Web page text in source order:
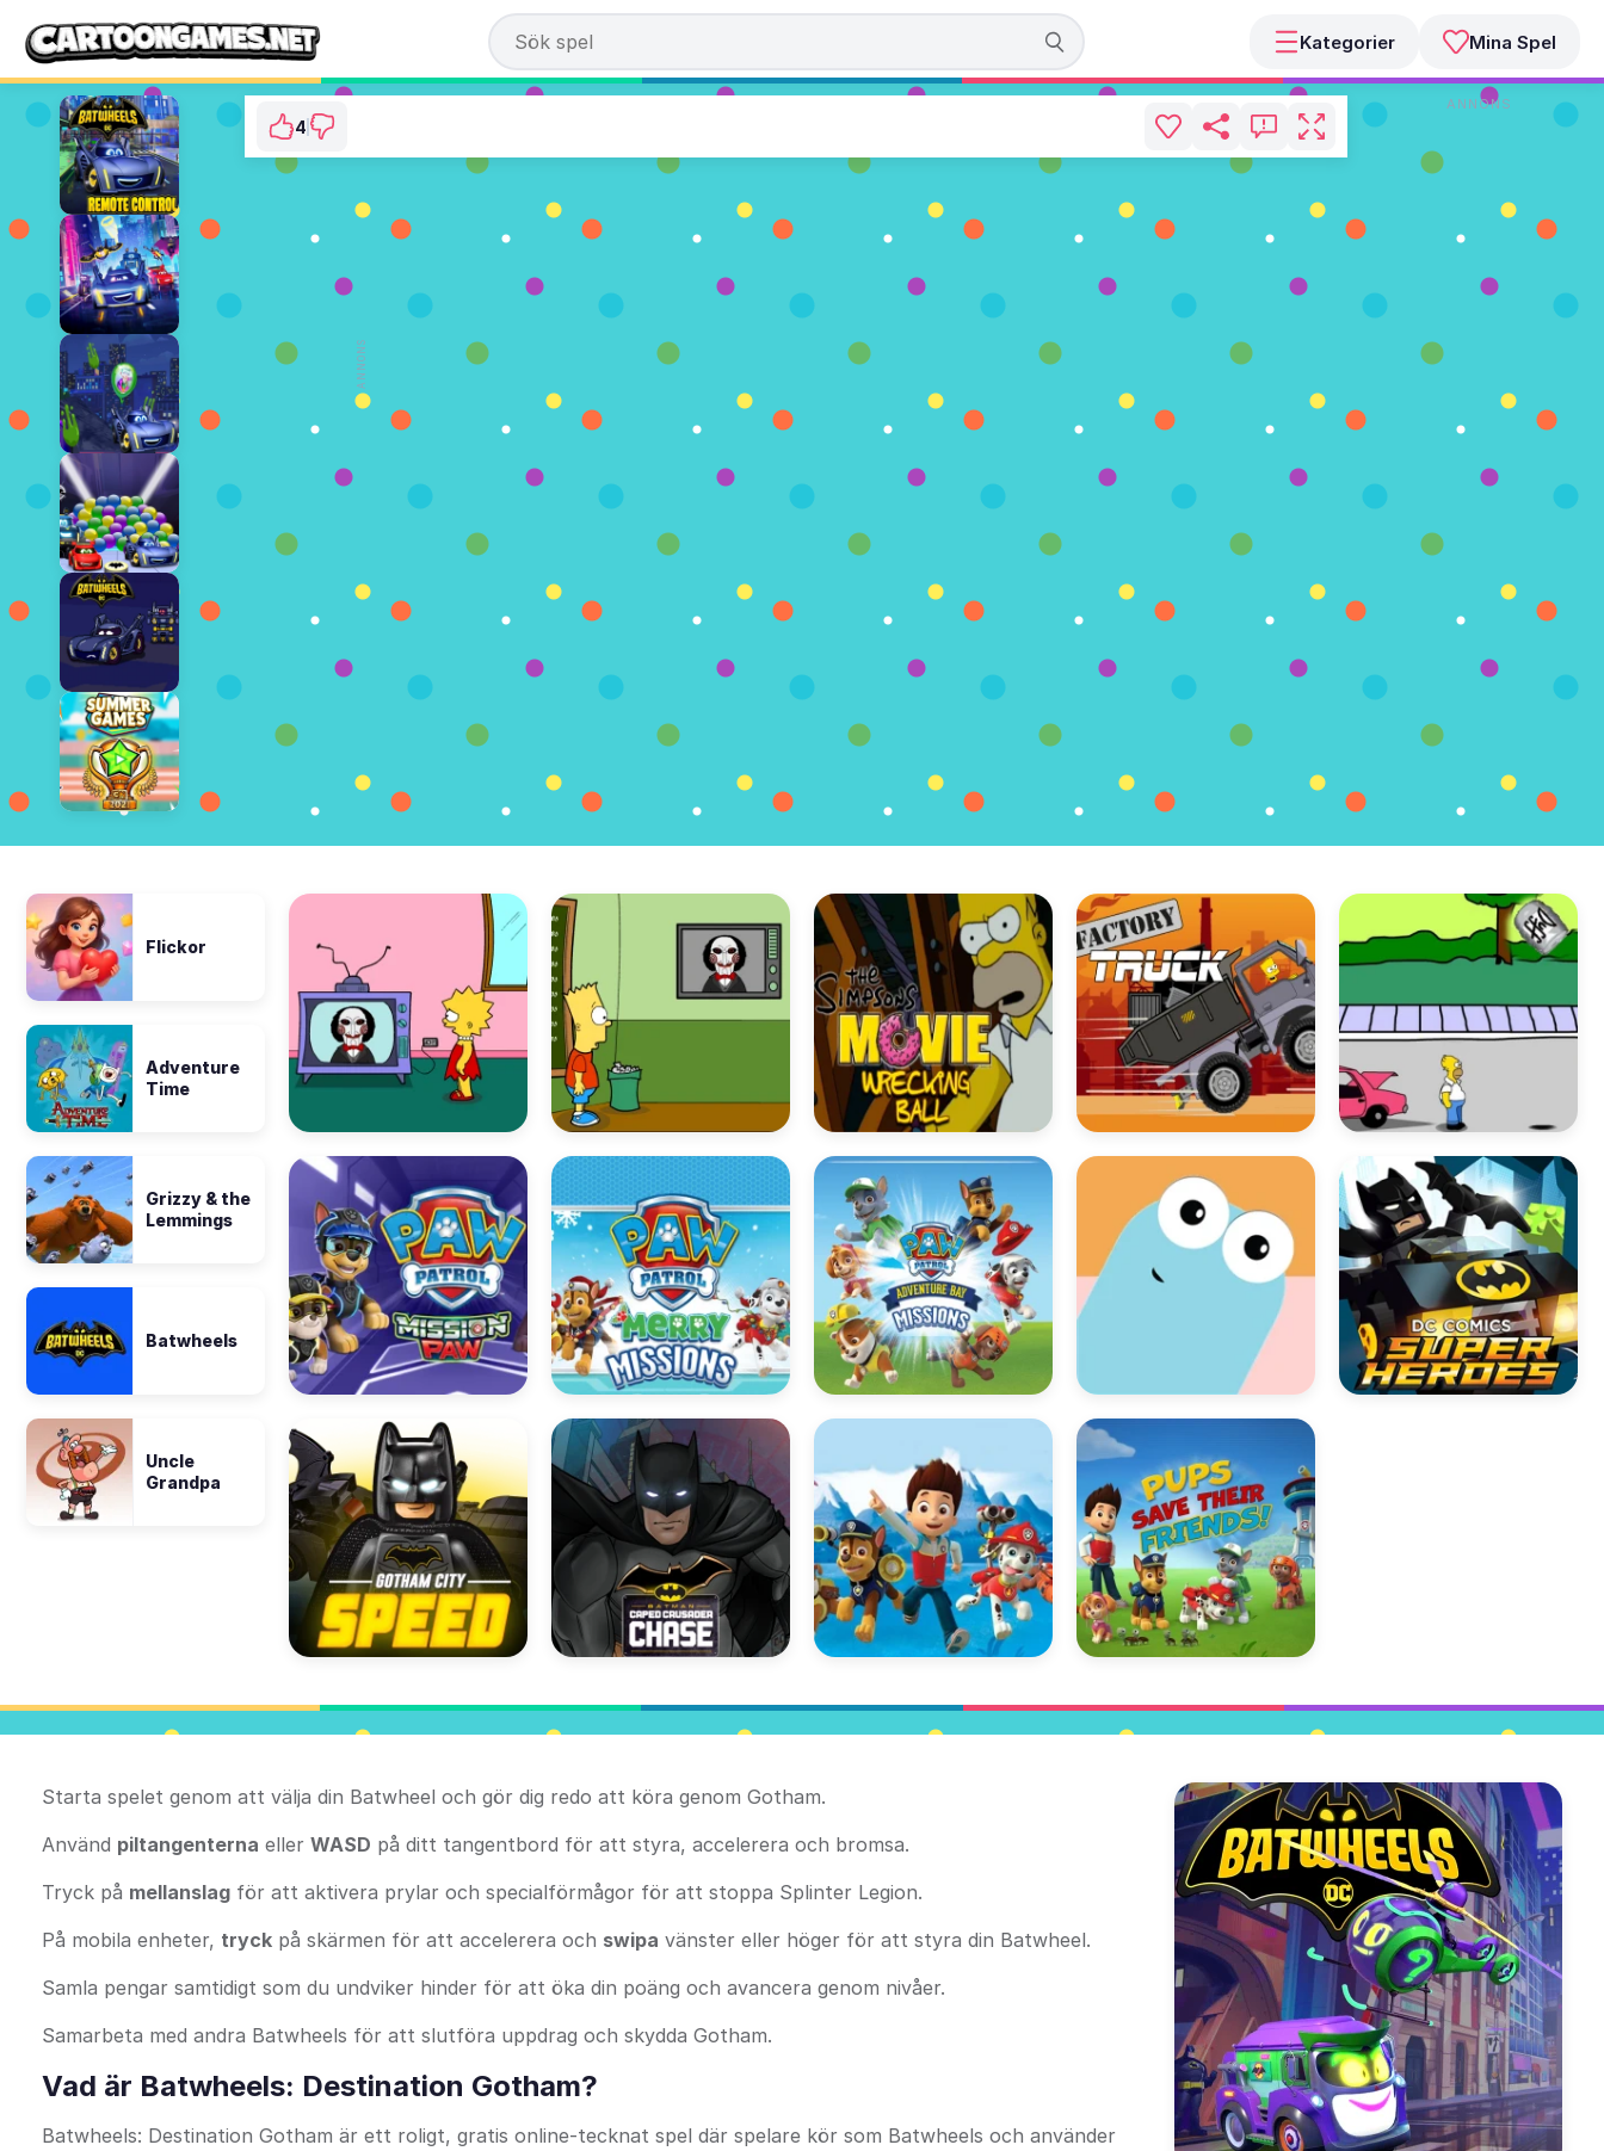
Kategorier Mina Spel
⭐ 80% (5 Röster)
SPELA NU
4
ANNONS
ANNONS
Flickor
Adventure
Time
Grizzy & the
Lemmings
Batwheels
Uncle
Grandpa
Starta spelet genom att välja din Batwheel och gör dig redo att köra genom Gotham.
Använd piltangenterna eller WASD på ditt tangentbord för att styra, accelerera och bromsa.
Tryck på mellanslag för att aktivera prylar och specialförmågor för att stoppa Splinter Legion.
På mobila enheter, tryck på skärmen för att accelerera och swipa vänster eller höger för att styra din Batwheel.
Samla pengar samtidigt som du undviker hinder för att öka din poäng och avancera genom nivåer.
Samarbeta med andra Batwheels för att slutföra uppdrag och skydda Gotham.
Vad är Batwheels: Destination Gotham?
Batwheels: Destination Gotham är ett roligt, gratis online-tecknat spel där spelare kör som Batwheels och använder